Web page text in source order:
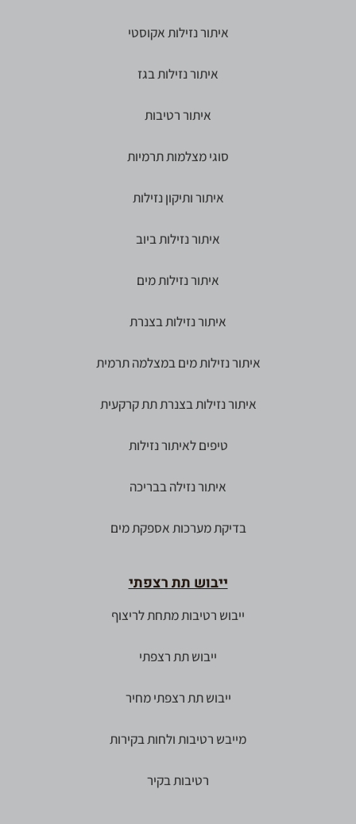
איתור נזילות אקוסטי
איתור נזילות בגז
איתור רטיבות
סוגי מצלמות תרמיות
איתור ותיקון נזילות
איתור נזילות ביוב
איתור נזילות מים
איתור נזילות בצנרת
איתור נזילות מים במצלמה תרמית
איתור נזילות בצנרת תת קרקעית
טיפים לאיתור נזילות
איתור נזילה בבריכה
בדיקת מערכות אספקת מים
ייבוש תת רצפתי
ייבוש רטיבות מתחת לריצוף
ייבוש תת רצפתי
ייבוש תת רצפתי מחיר
מייבש רטיבות ולחות בקירות
רטיבות בקיר